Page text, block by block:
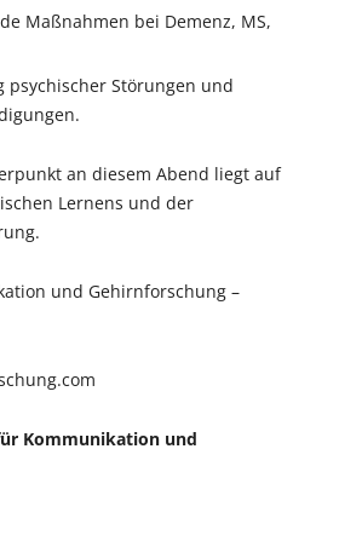
Maßnahmen bei Demenz, MS,
psychischer Störungen und
an diesem Abend liegt auf
Lernens und der
und Gehirnforschung –
Kommunikation und